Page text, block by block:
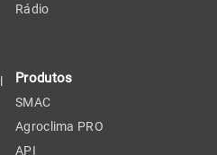
Rádio
Produtos
SMAC
Agroclima PRO
API